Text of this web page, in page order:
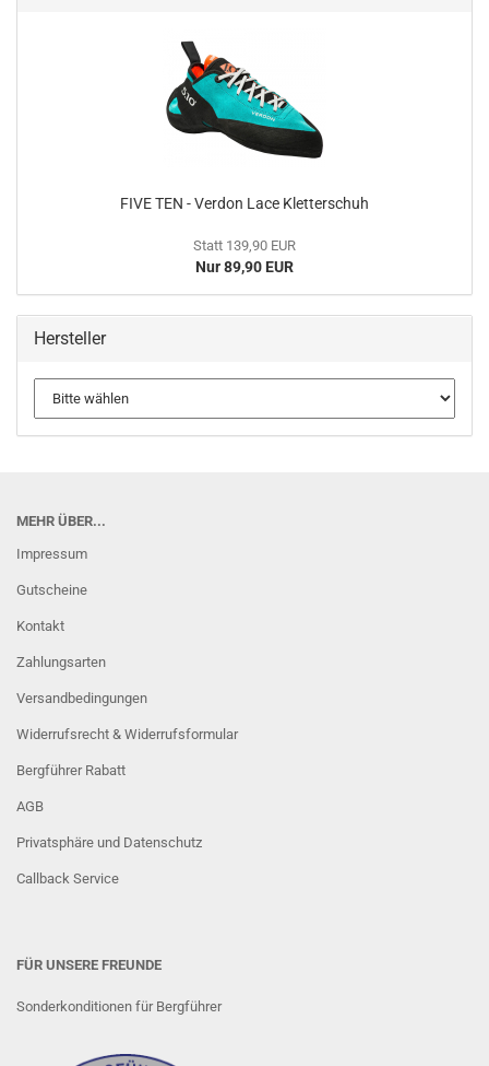
FIVE TEN - Verdon Lace Kletterschuh
Statt 139,90 EUR
Nur 89,90 EUR
Hersteller
MEHR ÜBER...
Impressum
Gutscheine
Kontakt
Zahlungsarten
Versandbedingungen
Widerrufsrecht & Widerrufsformular
Bergführer Rabatt
AGB
Privatsphäre und Datenschutz
Callback Service
FÜR UNSERE FREUNDE
Sonderkonditionen für Bergführer